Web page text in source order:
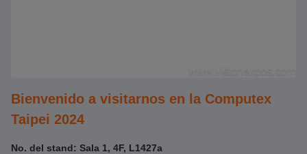
Bienvenido a visitarnos en la Computex
Taipei 2024
No. del stand: Sala 1, 4F, L1427a